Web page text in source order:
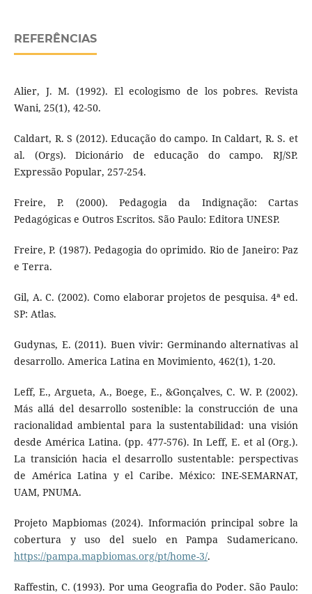
REFERÊNCIAS
Alier, J. M. (1992). El ecologismo de los pobres. Revista
Wani, 25(1), 42-50.
Caldart, R. S (2012). Educação do campo. In Caldart, R. S. et
al. (Orgs). Dicionário de educação do campo. RJ/SP.
Expressão Popular, 257-254.
Freire, P. (2000). Pedagogia da Indignação: Cartas
Pedagógicas e Outros Escritos. São Paulo: Editora UNESP.
Freire, P. (1987). Pedagogia do oprimido. Rio de Janeiro: Paz
e Terra.
Gil, A. C. (2002). Como elaborar projetos de pesquisa. 4ª ed.
SP: Atlas.
Gudynas, E. (2011). Buen vivir: Germinando alternativas al
desarrollo. America Latina en Movimiento, 462(1), 1-20.
Leff, E., Argueta, A., Boege, E., &Gonçalves, C. W. P. (2002).
Más allá del desarrollo sostenible: la construcción de una
racionalidad ambiental para la sustentabilidad: una visión
desde América Latina. (pp. 477-576). In Leff, E. et al (Org.).
La transición hacia el desarrollo sustentable: perspectivas
de América Latina y el Caribe. México: INE-SEMARNAT,
UAM, PNUMA.
Projeto Mapbiomas (2024). Información principal sobre la
cobertura y uso del suelo en Pampa Sudamericano.
https://pampa.mapbiomas.org/pt/home-3/.
Raffestin, C. (1993). Por uma Geografia do Poder. São Paulo: